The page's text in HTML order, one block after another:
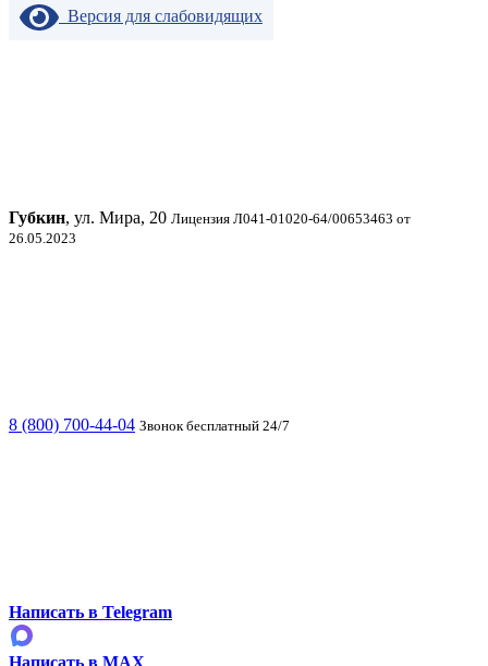
Версия для слабовидящих
Губкин, ул. Мира, 20 Лицензия Л041-01020-64/00653463 от
26.05.2023
8 (800) 700-44-04 Звонок бесплатный 24/7
Написать в Telegram
Написать в MAX